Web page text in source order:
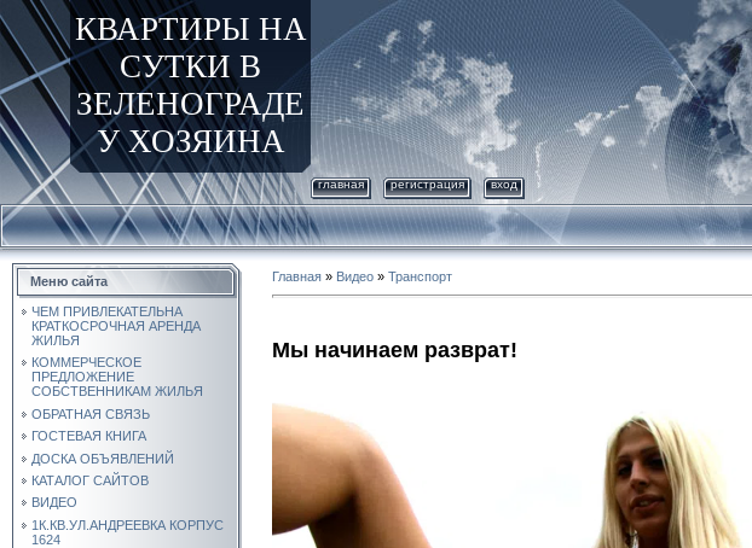
КВАРТИРЫ НА
СУТКИ В
ЗЕЛЕНОГРАДЕ
У ХОЗЯИНА
главная регистрация вход
Меню сайта
ЧЕМ ПРИВЛЕКАТЕЛЬНА
КРАТКОСРОЧНАЯ АРЕНДА
ЖИЛЬЯ
КОММЕРЧЕСКОЕ
ПРЕДЛОЖЕНИЕ
СОБСТВЕННИКАМ ЖИЛЬЯ
ОБРАТНАЯ СВЯЗЬ
ГОСТЕВАЯ КНИГА
ДОСКА ОБЪЯВЛЕНИЙ
КАТАЛОГ САЙТОВ
ВИДЕО
1К.КВ.УЛ.АНДРЕЕВКА КОРПУС
1624
Главная » Видео » Транспорт
Мы начинаем разврат!